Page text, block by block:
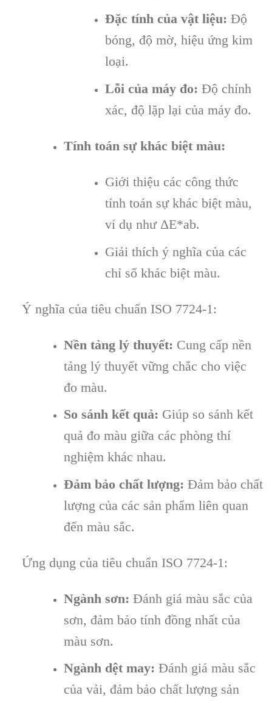
Đặc tính của vật liệu: Độ
bóng, độ mờ, hiệu ứng kim
loại.
Lỗi của máy đo: Độ chính
xác, độ lặp lại của máy đo.
Tính toán sự khác biệt màu:
Giới thiệu các công thức
tính toán sự khác biệt màu,
ví dụ như ΔE*ab.
Giải thích ý nghĩa của các
chỉ số khác biệt màu.
Ý nghĩa của tiêu chuẩn ISO 7724-1:
Nền tảng lý thuyết: Cung cấp nền
tảng lý thuyết vững chắc cho việc
đo màu.
So sánh kết quả: Giúp so sánh kết
quả đo màu giữa các phòng thí
nghiệm khác nhau.
Đảm bảo chất lượng: Đảm bảo chất
lượng của các sản phẩm liên quan
đến màu sắc.
Ứng dụng của tiêu chuẩn ISO 7724-1:
Ngành sơn: Đánh giá màu sắc của
sơn, đảm bảo tính đồng nhất của
màu sơn.
Ngành dệt may: Đánh giá màu sắc
của vải, đảm bảo chất lượng sản